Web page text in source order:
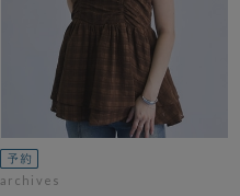
archives